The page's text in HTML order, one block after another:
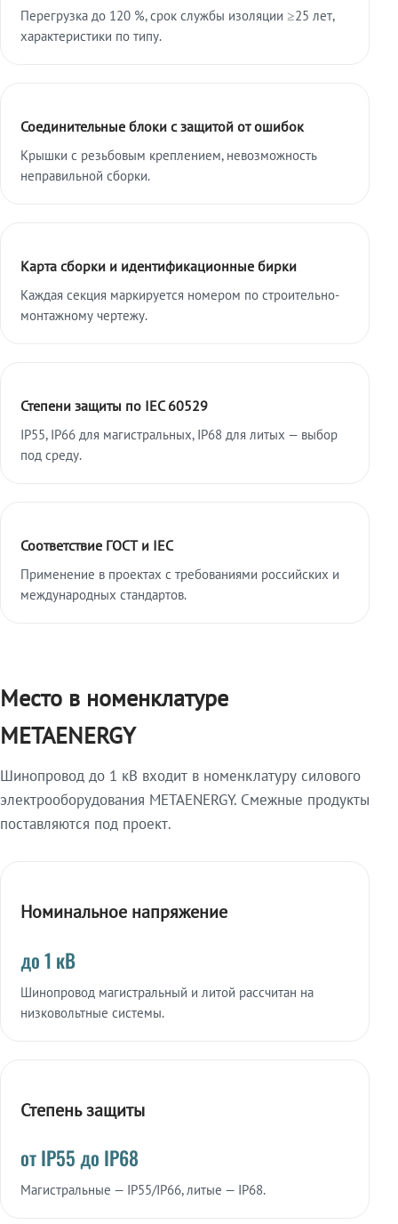
Перегрузка до 120 %, срок службы изоляции ≥25 лет,
характеристики по типу.
Соединительные блоки с защитой от ошибок
Крышки с резьбовым креплением, невозможность
неправильной сборки.
Карта сборки и идентификационные бирки
Каждая секция маркируется номером по строительно-
монтажному чертежу.
Степени защиты по IEC 60529
IP55, IP66 для магистральных, IP68 для литых — выбор
под среду.
Соответствие ГОСТ и IEC
Применение в проектах с требованиями российских и
международных стандартов.
Место в номенклатуре
METAENERGY
Шинопровод до 1 кВ входит в номенклатуру силового
электрооборудования METAENERGY. Смежные продукты
поставляются под проект.
Номинальное напряжение
до 1 кВ
Шинопровод магистральный и литой рассчитан на
низковольтные системы.
Степень защиты
от IP55 до IP68
Магистральные — IP55/IP66, литые — IP68.